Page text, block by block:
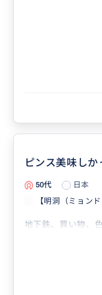
ピンス美味しか
50代
日本
【明洞（ミョン
地下鉄、買い物、